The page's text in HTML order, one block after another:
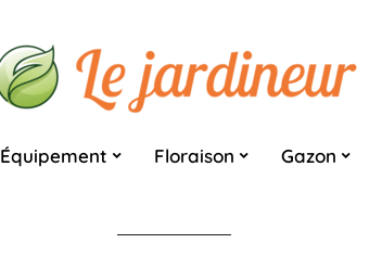
Équipement Floraison Gazon